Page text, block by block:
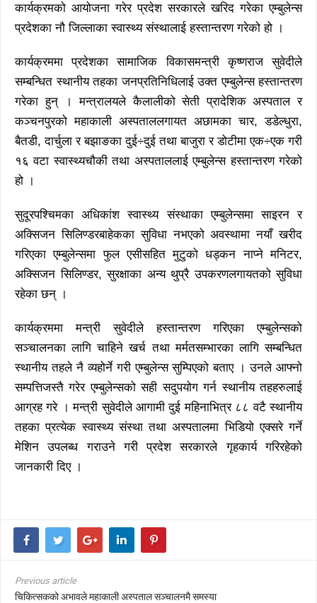
कार्यक्रमको आयोजना गरेर प्रदेश सरकारले खरिद गरेका एम्बुलेन्स
प्रदेशका नौ जिल्लाका स्वास्थ्य संस्थालाई हस्तान्तरण गरेको हो ।
कार्यक्रममा प्रदेशका सामाजिक विकासमन्त्री कृष्णराज सुवेदीले
सम्बन्धित स्थानीय तहका जनप्रतिनिधिलाई उक्त एम्बुलेन्स हस्तान्तरण
गरेका हुन् । मन्त्रालयले कैलालीको सेती प्रादेशिक अस्पताल र
कञ्चनपुरको महाकाली अस्पताललगायत अछामका चार, डडेल्धुरा,
बैतडी, दार्चुला र बझाङका दुई÷दुई तथा बाजुरा र डोटीमा एक÷एक गरी
१६ वटा स्वास्थ्यचौकी तथा अस्पताललाई एम्बुलेन्स हस्तान्तरण गरेको
हो ।
सुदूरपश्चिमका अधिकांश स्वास्थ्य संस्थाका एम्बुलेन्समा साइरन र
अक्सिजन सिलिण्डरबाहेकका सुविधा नभएको अवस्थामा नयाँ खरीद
गरिएका एम्बुलेन्समा फुल एसीसहित मुटुको धड्कन नाप्ने मनिटर,
अक्सिजन सिलिण्डर, सुरक्षाका अन्य थुप्रै उपकरणलगायतको सुविधा
रहेका छन् ।
कार्यक्रममा मन्त्री सुवेदीले हस्तान्तरण गरिएका एम्बुलेन्सको
सञ्चालनका लागि चाहिने खर्च तथा मर्मतसम्भारका लागि सम्बन्धित
स्थानीय तहले नै व्यहोर्ने गरी एम्बुलेन्स सुम्पिएको बताए । उनले आफ्नो
सम्पत्तिजस्तै गरेर एम्बुलेन्सको सही सदुपयोग गर्न स्थानीय तहहरुलाई
आग्रह गरे । मन्त्री सुवेदीले आगामी दुई महिनाभित्र ८८ वटै स्थानीय
तहका प्रत्येक स्वास्थ्य संस्था तथा अस्पतालमा भिडियो एक्सरे गर्ने
मेशिन उपलब्ध गराउने गरी प्रदेश सरकारले गृहकार्य गरिरहेको
जानकारी दिए ।
Previous article
चिकित्सकको अभावले महाकाली अस्पताल सञ्चालनमै समस्या